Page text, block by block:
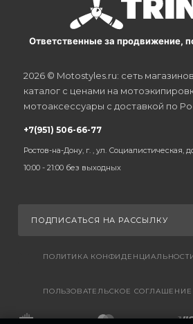
Ответственные за продвижение,
2026 © Motostyles.ru: сеть
каталог с ценами на
мотоаксессуары с доставкой по
+7(951) 506-66-77
Ростов-на-Дону, г. , ул. Социалистическая,
10:00 - 21:00 без выходных
ПОДПИСАТЬСЯ НА РАССЫЛКУ
ПОЛИТИКА
ПОЛЬЗОВАТЕЛЬСКОЕ СОГЛАШЕНИЕ